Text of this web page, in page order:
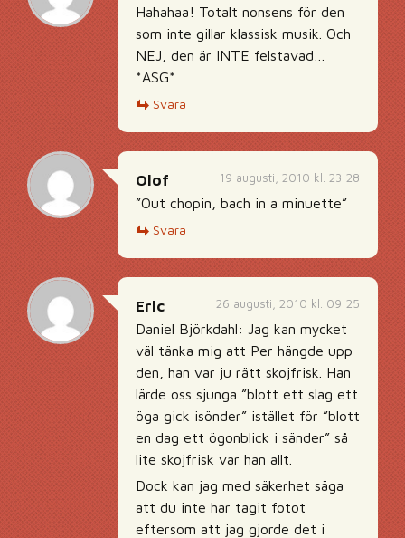
Hahahaa! Totalt nonsens för den
som inte gillar klassisk musik. Och
NEJ, den är INTE felstavad…
*ASG*
Svara
19 augusti, 2010 kl. 23:28
Olof
”Out chopin, bach in a minuette”
Svara
26 augusti, 2010 kl. 09:25
Eric
Daniel Björkdahl: Jag kan mycket
väl tänka mig att Per hängde upp
den, han var ju rätt skojfrisk. Han
lärde oss sjunga ”blott ett slag ett
öga gick isönder” istället för ”blott
en dag ett ögonblick i sänder” så
lite skojfrisk var han allt.
Dock kan jag med säkerhet säga
att du inte har tagit fotot
eftersom att jag gjorde det i